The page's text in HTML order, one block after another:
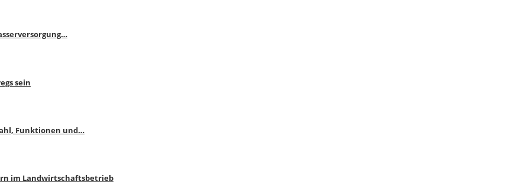
sein
Funktionen und…
im Landwirtschaftsbetrieb